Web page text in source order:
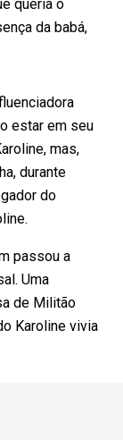
queria o
da babá,
estar em seu
mas,
durante
do
passou a
Uma
de Militão
Karoline vivia